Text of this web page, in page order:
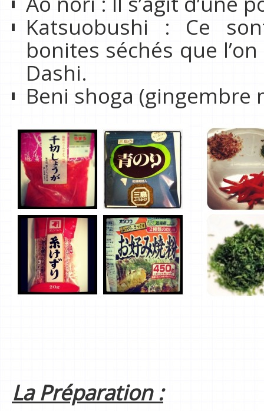
Katsuobushi : Ce
bonites séchés que
Dashi.
Beni shoga (gingembre
La Préparation :